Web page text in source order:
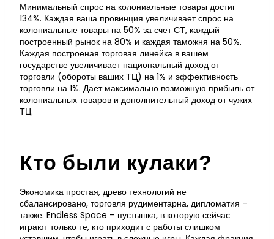
Минимальный спрос на колониальные товары достиг
134%. Каждая ваша провинция увеличивает спрос на
колониальные товары на 50% за счет СТ, каждый
построенный рынок на 80% и каждая таможня на 50%.
Каждая построеная торговая линейка в вашем
государстве увеличивает национальный доход от
торговли (обороты ваших ТЦ) на 1% и эффективность
торговли на 1%. Дает максимально возможную прибыль от
колониальных товаров и дополнительный доход от чужих
ТЦ.
Кто были кулаки?
Экономика простая, древо технологий не
сбалансировано, торговля рудиментарна, дипломатия –
также. Endless Space – пустышка, в которую сейчас
играют только те, кто приходит с работы слишком